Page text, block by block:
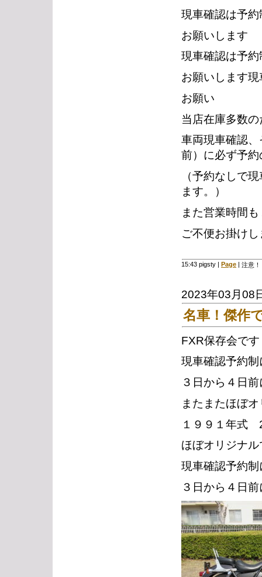
現車確認は予
お願いします
現車確認は予
お願いします
お願い
当店在庫多数
車両現車確認
前）に必ず予
（予約なしで
ます。）
また営業時間
ご不便お掛け
15:43 pigsty | Page | 注意
2023年03月08
名車！傑作
FXR保存会です
現車確認予約
３日から４日
またまたほぼ
１９９１年式
ほぼオリジナル
現車確認予約
３日から４日